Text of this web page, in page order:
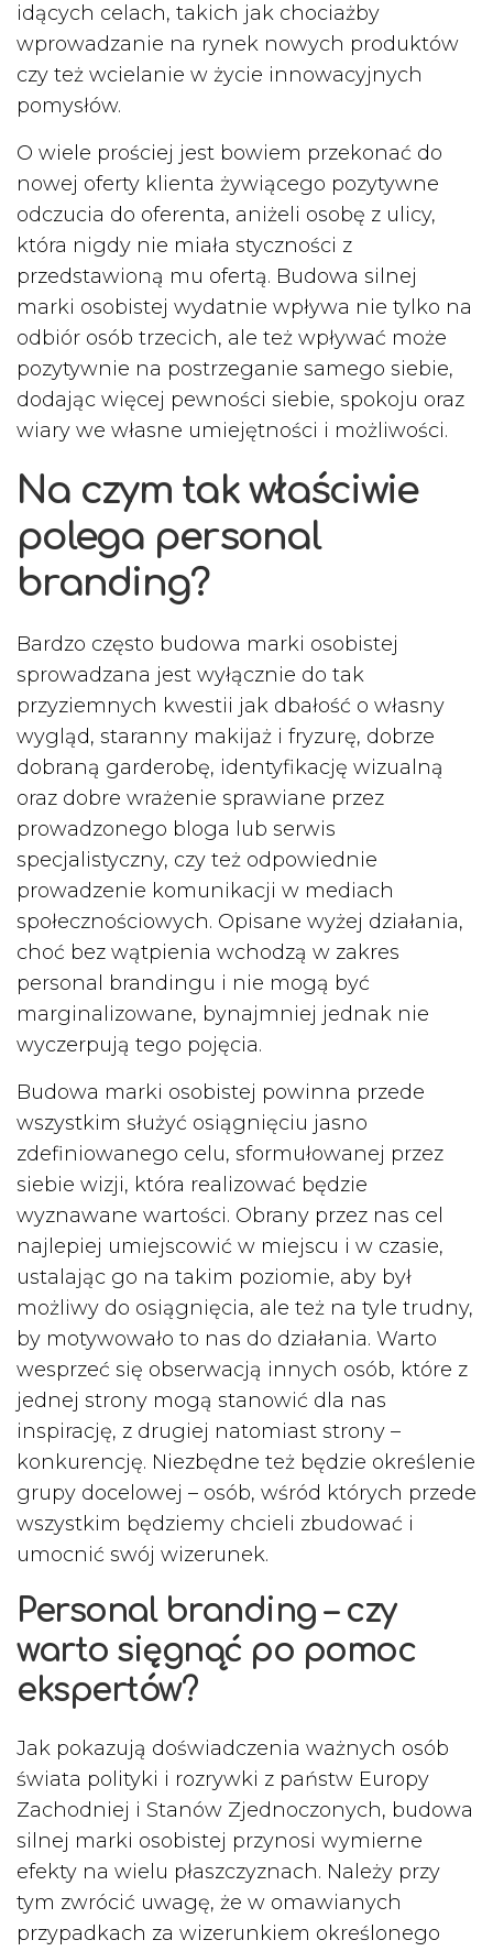
idących celach, takich jak chociażby
wprowadzanie na rynek nowych produktów
czy też wcielanie w życie innowacyjnych
pomysłów.
O wiele prościej jest bowiem przekonać do
nowej oferty klienta żywiącego pozytywne
odczucia do oferenta, aniżeli osobę z ulicy,
która nigdy nie miała styczności z
przedstawioną mu ofertą. Budowa silnej
marki osobistej wydatnie wpływa nie tylko na
odbiór osób trzecich, ale też wpływać może
pozytywnie na postrzeganie samego siebie,
dodając więcej pewności siebie, spokoju oraz
wiary we własne umiejętności i możliwości.
Na czym tak właściwie
polega personal
branding?
Bardzo często budowa marki osobistej
sprowadzana jest wyłącznie do tak
przyziemnych kwestii jak dbałość o własny
wygląd, staranny makijaż i fryzurę, dobrze
dobraną garderobę, identyfikację wizualną
oraz dobre wrażenie sprawiane przez
prowadzonego bloga lub serwis
specjalistyczny, czy też odpowiednie
prowadzenie komunikacji w mediach
społecznościowych. Opisane wyżej działania,
choć bez wątpienia wchodzą w zakres
personal brandingu i nie mogą być
marginalizowane, bynajmniej jednak nie
wyczerpują tego pojęcia.
Budowa marki osobistej powinna przede
wszystkim służyć osiągnięciu jasno
zdefiniowanego celu, sformułowanej przez
siebie wizji, która realizować będzie
wyznawane wartości. Obrany przez nas cel
najlepiej umiejscowić w miejscu i w czasie,
ustalając go na takim poziomie, aby był
możliwy do osiągnięcia, ale też na tyle trudny,
by motywowało to nas do działania. Warto
wesprzeć się obserwacją innych osób, które z
jednej strony mogą stanowić dla nas
inspirację, z drugiej natomiast strony –
konkurencję. Niezbędne też będzie określenie
grupy docelowej – osób, wśród których przede
wszystkim będziemy chcieli zbudować i
umocnić swój wizerunek.
Personal branding – czy
warto sięgnąć po pomoc
ekspertów?
Jak pokazują doświadczenia ważnych osób
świata polityki i rozrywki z państw Europy
Zachodniej i Stanów Zjednoczonych, budowa
silnej marki osobistej przynosi wymierne
efekty na wielu płaszczyznach. Należy przy
tym zwrócić uwagę, że w omawianych
przypadkach za wizerunkiem określonego